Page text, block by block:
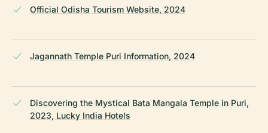
Official Odisha Tourism Website, 2024
Jagannath Temple Puri Information, 2024
Discovering the Mystical Bata Mangala Temple in Puri,
2023, Lucky India Hotels